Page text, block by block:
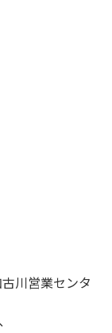
川営業センタ